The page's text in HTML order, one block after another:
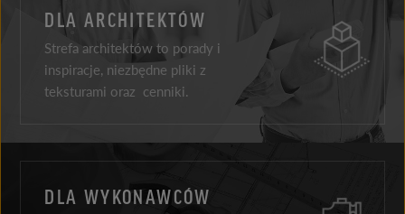
DLA ARCHITEKTÓW
Strefa architektów to porady i
inspiracje, niezbędne pliki z
teksturami oraz cenniki.
DLA WYKONAWCÓW